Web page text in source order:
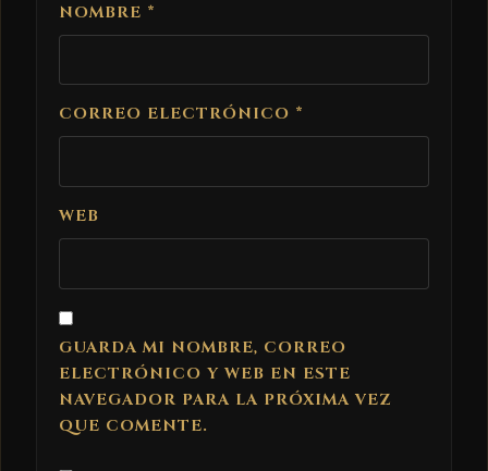
NOMBRE *
CORREO ELECTRÓNICO *
WEB
GUARDA MI NOMBRE, CORREO
ELECTRÓNICO Y WEB EN ESTE
NAVEGADOR PARA LA PRÓXIMA VEZ
QUE COMENTE.